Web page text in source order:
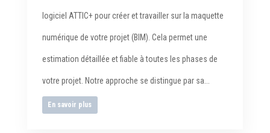
logiciel ATTIC+ pour créer et travailler sur la maquette
numérique de votre projet (BIM). Cela permet une
estimation détaillée et fiable à toutes les phases de
votre projet. Notre approche se distingue par sa...
En savoir plus